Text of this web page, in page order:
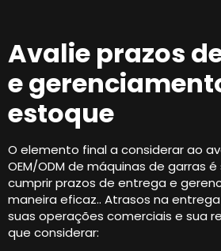
Avalie prazos
e
estoque
O elemento final a considerar ao
OEM/ODM de máquinas de garras
cumprir prazos de entrega e
maneira eficaz.. Atrasos na
suas operações comerciais e sua
que considerar: